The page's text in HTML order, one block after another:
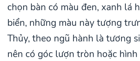
chọn bàn có màu đen, xanh lá
biển, những màu này tượng
Thủy, theo ngũ hành là tương
nên có góc lượn tròn hoặc